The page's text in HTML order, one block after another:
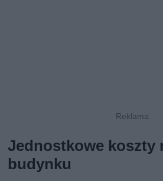
Jednostkowe koszty
budynku